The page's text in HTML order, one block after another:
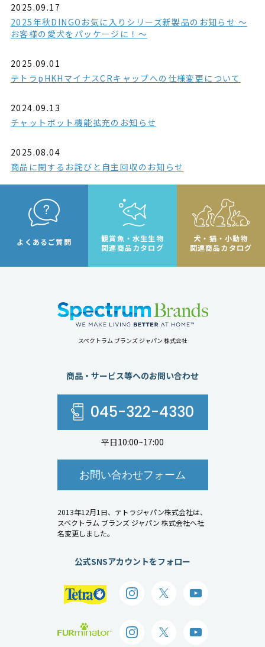
2025.09.17
2025年秋DINGOお気に入りシリーズ新製品のお知らせ ～
お客様の愛犬をパッケージに！～
2025.09.01
テトラpHKHマイナスCRキャップへの仕様変更について
2024.09.13
チャットボット機能拡充のお知らせ
2025.08.04
商品に関するお詫びと自主回収のお知らせ
よくあるご質問
観賞魚・水生生物
関連商品カタログ
犬・猫・小動物
関連商品カタログ
スペクトラム ブランズ ジャパン 株式会社
商品・サービス等へのお問い合わせ
045-322-4330
平日10:00~17:00
お問い合わせフォーム
2013年12月1日、テトラジャパン株式会社は、
スペクトラム ブランズ ジャパン 株式会社へ社
名変更しました。
公式SNSアカウントをフォロー